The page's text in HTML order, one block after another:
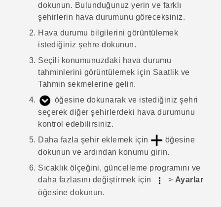
dokunun. Bulunduğunuz yerin ve farklı
şehirlerin hava durumunu göreceksiniz.
Hava durumu bilgilerini görüntülemek
istediğiniz şehre dokunun.
Seçili konumunuzdaki hava durumu
tahminlerini görüntülemek için Saatlik ve
Tahmin sekmelerine gelin.
öğesine dokunarak ve istediğiniz şehri
seçerek diğer şehirlerdeki hava durumunu
kontrol edebilirsiniz.
Daha fazla şehir eklemek için
öğesine
dokunun ve ardından konumu girin.
Sıcaklık ölçeğini, güncelleme programını ve
daha fazlasını değiştirmek için
> Ayarlar
öğesine dokunun.